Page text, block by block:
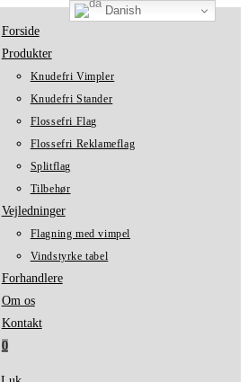
Forside
Produkter
Knudefri Vimpler
Knudefri Stander
Flossefri Flag
Flossefri Reklameflag
Splitflag
Tilbehør
Vejledninger
Flagning med vimpel
Vindstyrke tabel
Forhandlere
Om os
Kontakt
0
Danish